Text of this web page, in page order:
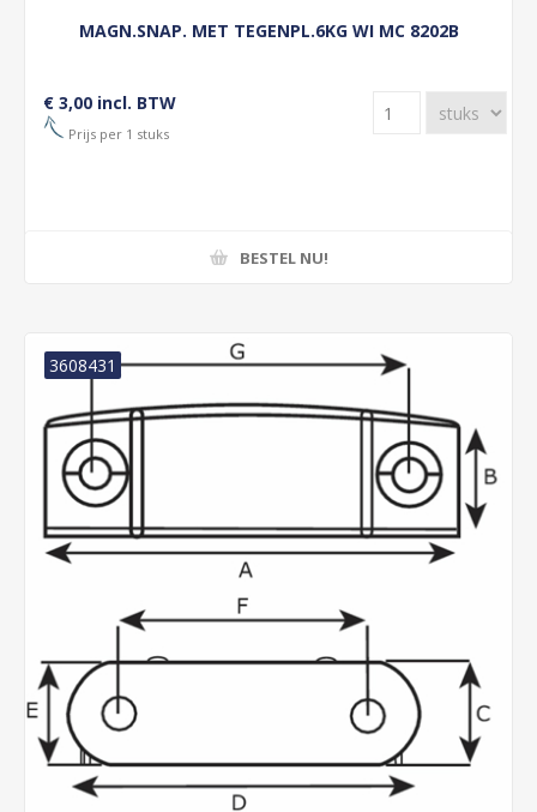
MAGN.SNAP. MET TEGENPL.6KG WI MC 8202B
€ 3,00 incl. BTW
Prijs per 1 stuks
BESTEL NU!
3608431